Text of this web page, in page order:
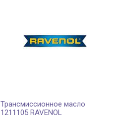
Трансмиссионное масло
1211105 RAVENOL